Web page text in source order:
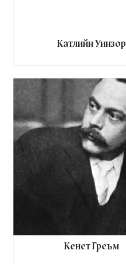
Катлийн Уинзор
Кенет Греъм